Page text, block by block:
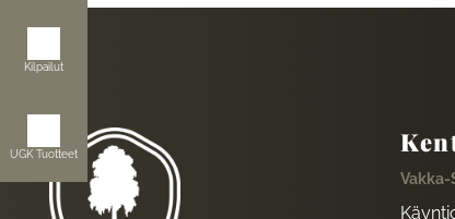
Kilpailut
UGK Tuotteet
Vakka-